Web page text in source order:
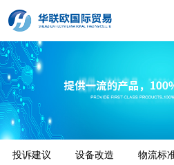
投诉建议 设备改造 物流标